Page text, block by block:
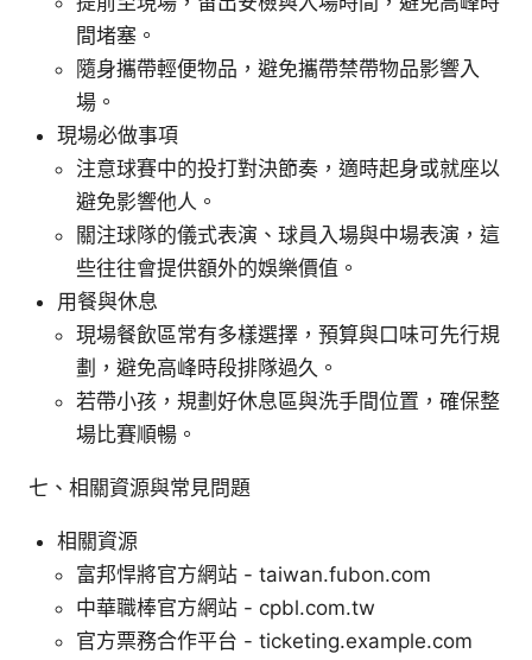
間堵塞。
隨身攜帶輕便物品，避免攜帶禁帶物品影響入
場。
現場必做事項
注意球賽中的投打對決節奏，適時起身或就座以
避免影響他人。
關注球隊的儀式表演、球員入場與中場表演，這
些往往會提供額外的娛樂價值。
用餐與休息
現場餐飲區常有多樣選擇，預算與口味可先行規
劃，避免高峰時段排隊過久。
若帶小孩，規劃好休息區與洗手間位置，確保整
場比賽順暢。
七、相關資源與常見問題
相關資源
富邦悍將官方網站 - taiwan.fubon.com
中華職棒官方網站 - cpbl.com.tw
官方票務合作平台 - ticketing.example.com